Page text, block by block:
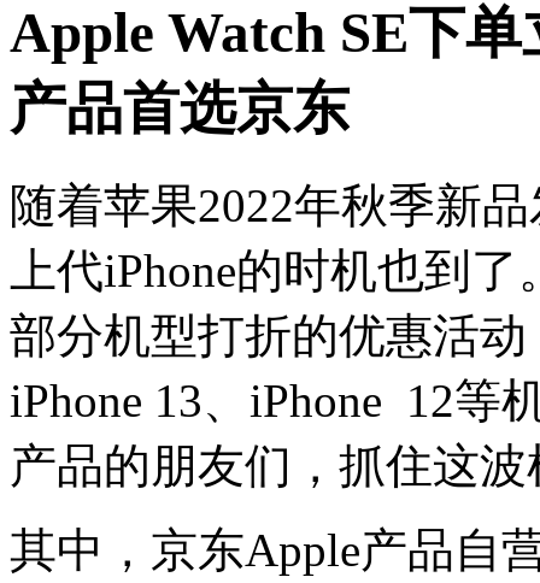
Apple Watch SE下
产品首选京东
随着苹果2022年秋季新
上代iPhone的时机也到
部分机型打折的优惠活
iPhone 13、iPhone 12等
产品的朋友们，抓住这
其中，京东Apple产品自